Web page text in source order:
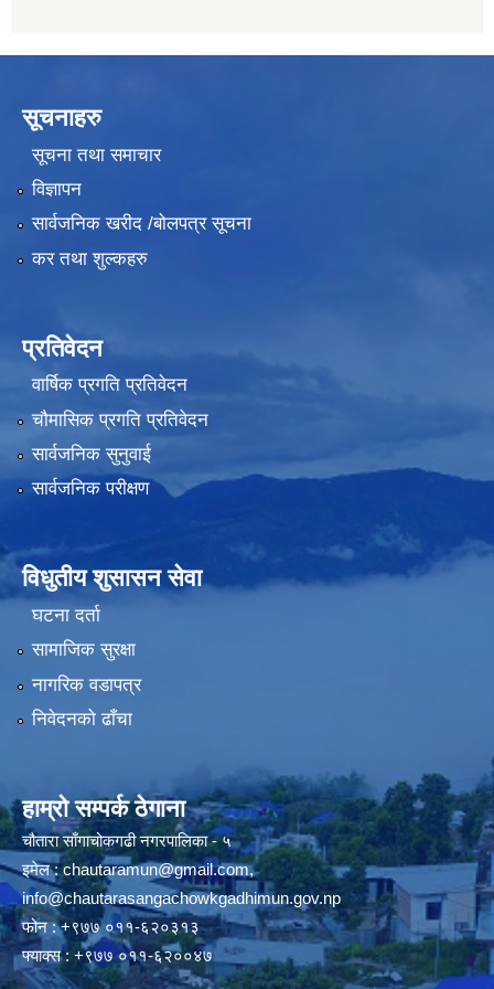
सूचनाहरु
सूचना तथा समाचार
विज्ञापन
सार्वजनिक खरीद /बोलपत्र सूचना
कर तथा शुल्कहरु
प्रतिवेदन
वार्षिक प्रगति प्रतिवेदन
चौमासिक प्रगति प्रतिवेदन
सार्वजनिक सुनुवाई
सार्वजनिक परीक्षण
विधुतीय शुसासन सेवा
घटना दर्ता
सामाजिक सुरक्षा
नागरिक वडापत्र
निवेदनको ढाँचा
हाम्रो सम्पर्क ठेगाना
चौतारा साँगाचोकगढी नगरपालिका - ५
इमेल :chautaramun@gmail.com,
info@chautarasangachowkgadhimun.gov.np
फोन : +९७७ ०११-६२०३१३
फ्याक्स : +९७७ ०११-६२००४७